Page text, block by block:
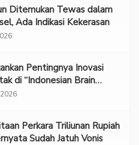
Ditemukan Tewas dalam
Ada Indikasi Kekerasan
Pentingnya Inovasi
di “Indonesian Brain
Veteran Jakarta”
Perkara Triliunan Rupiah
Sudah Jatuh Vonis